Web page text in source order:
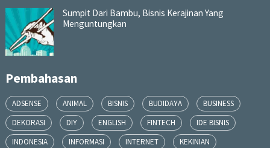
Sumpit Dari Bambu, Bisnis Kerajinan Yang
Menguntungkan
Pembahasan
ADSENSE ANIMAL BISNIS BUDIDAYA
BUSINESS
DEKORASI
DIY ENGLISH FINTECH
IDE BISNIS
INDONESIA
INFORMASI INTERNET
KEKINIAN